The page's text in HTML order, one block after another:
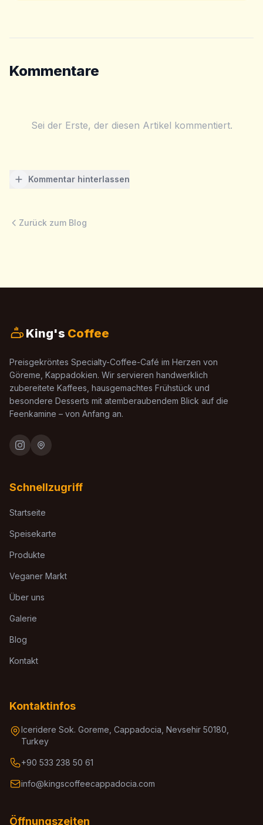
Kommentare
Sei der Erste, der diesen Artikel kommentiert.
Kommentar hinterlassen
Zurück zum Blog
King's Coffee
Preisgekröntes Specialty-Coffee-Café im Herzen von
Göreme, Kappadokien. Wir servieren handwerklich
zubereitete Kaffees, hausgemachtes Frühstück und
besondere Desserts mit atemberaubendem Blick auf die
Feenkamine – von Anfang an.
Schnellzugriff
Startseite
Speisekarte
Produkte
Veganer Markt
Über uns
Galerie
Blog
Kontakt
Kontaktinfos
Iceridere Sok. Goreme, Cappadocia, Nevsehir 50180,
Turkey
+90 533 238 50 61
info@kingscoffeecappadocia.com
Öffnungszeiten